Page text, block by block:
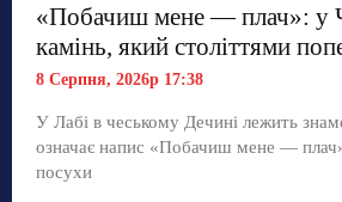
«Побачиш мене — плач»: у
камінь, який століттями
8 Серпня, 2026р 17:38
У Лабі в чеському Дечині лежить
означає напис «Побачиш мене — плач»
посухи